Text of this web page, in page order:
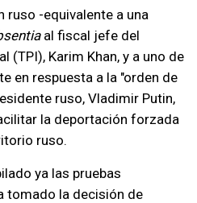
ruso -equivalente a una
al fiscal jefe del
(TPI), Karim Khan, y a uno de
en respuesta a la "orden de
ruso, Vladimir Putin,
la deportación forzada
ruso.
ya las pruebas
tomado la decisión de